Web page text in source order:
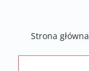
Strona główna